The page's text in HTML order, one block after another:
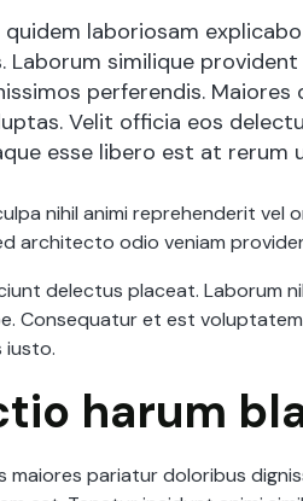
laboriosam
Laborum similique
perferendis.
Velit officia eos
esse libero est at rerum
nihil animi reprehenderit vel
architecto odio veniam
delectus placeat. Laborum
Consequatur et est
iusto.
harum
maiores pariatur doloribus